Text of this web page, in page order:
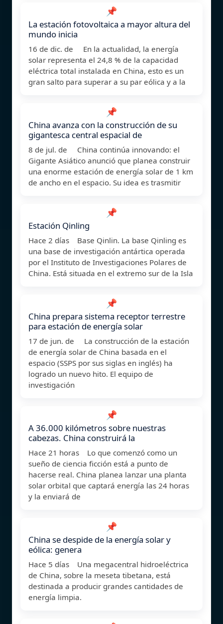
📌
La estación fotovoltaica a mayor altura del
mundo inicia
16 de dic. de En la actualidad, la energía
solar representa el 24,8 % de la capacidad
eléctrica total instalada en China, esto es un
gran salto para superar a su par eólica y a la
📌
China avanza con la construcción de su
gigantesca central espacial de
8 de jul. de China continúa innovando: el
Gigante Asiático anunció que planea construir
una enorme estación de energía solar de 1 km
de ancho en el espacio. Su idea es trasmitir
📌
Estación Qinling
Hace 2 días Base Qinlin. La base Qinling es
una base de investigación antártica operada
por el Instituto de Investigaciones Polares de
China. Está situada en el extremo sur de la Isla
📌
China prepara sistema receptor terrestre
para estación de energía solar
17 de jun. de La construcción de la estación
de energía solar de China basada en el
espacio (SSPS por sus siglas en inglés) ha
logrado un nuevo hito. El equipo de
investigación
📌
A 36.000 kilómetros sobre nuestras
cabezas. China construirá la
Hace 21 horas Lo que comenzó como un
sueño de ciencia ficción está a punto de
hacerse real. China planea lanzar una planta
solar orbital que captará energía las 24 horas
y la enviará de
📌
China se despide de la energía solar y
eólica: genera
Hace 5 días Una megacentral hidroeléctrica
de China, sobre la meseta tibetana, está
destinada a producir grandes cantidades de
energía limpia.